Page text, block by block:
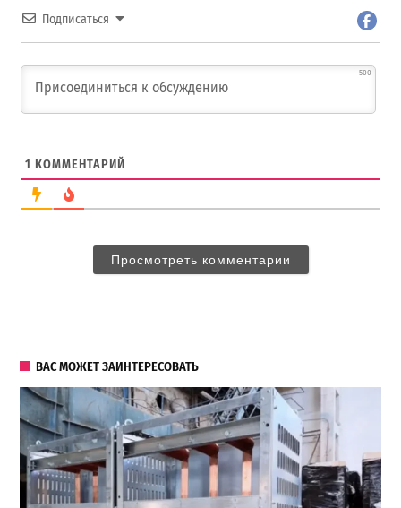
Подписаться
500
1 КОММЕНТАРИЙ
Просмотреть комментарии
ВАС МОЖЕТ ЗАИНТЕРЕСОВАТЬ